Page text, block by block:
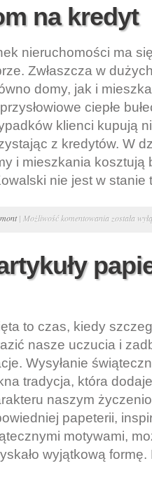
na kredyt
nieruchomości ma
Zwłaszcza w
domy, jak i
ciepłe
klienci kupują
z kredytów. W
i mieszkania kosztują
nie jest w stanie
| Możliwość komentowania Jak
na
została
to czas, kiedy
nasze uczucia i
Wysyłanie
tradycja, która
naszym
papeterii,
motywami,
wyjątkową